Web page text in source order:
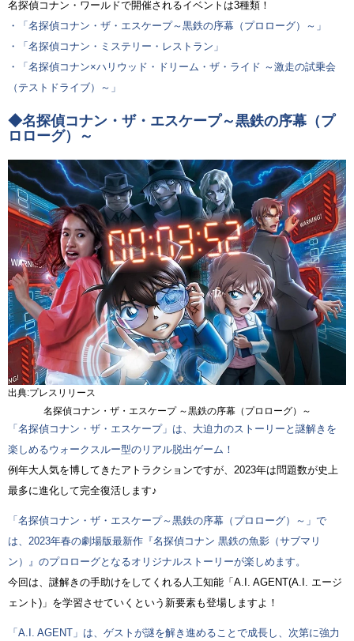
名探偵コナン・ワールドで開催されるイベントは3種類！
・「名探偵コナン・ザ・エスケープ～黒鉄の序幕（プロローグ）～」
・「名探偵コナン・ミステリー・レストラン」
・「名探偵コナン×ハリウッド・ドリーム・ザ・ライド ～激走の試乗会
（テストドライブ）～」
◆名探偵コナン・ザ・エスケープ～黒鉄の序幕（プ
ロローグ）～
出典:プレスリリース
名探偵コナン・ザ・エスケープ ～黒鉄の序幕（プロローグ）～
「名探偵コナン・ザ・エスケープ」は、大迫力のストーリーと謎解きを
楽しめるウォークスルー型のリアル脱出ゲーム！
例年大人気を博してきたアトラクションですが、2023年は問題数が史上
最多に進化して完全復活します♪
「名探偵コナン・ザ・エスケープ～黒鉄の序幕（プロローグ）～」で
は、2023年春の劇場版最新作『名探偵コナン 黒鉄の魚影（サブマリ
ン）』のプロローグとなるオリジナルストーリーが楽しめます。
今回は、謎解きの手助けをしてくれる人工知能「A.I. AGENT(A.I. エージ
ェント)」を学習させていくという新要素も登場しますよ！
「A.I. AGENT」は、ゲストが謎を解き進めることで成長し、次第に強力